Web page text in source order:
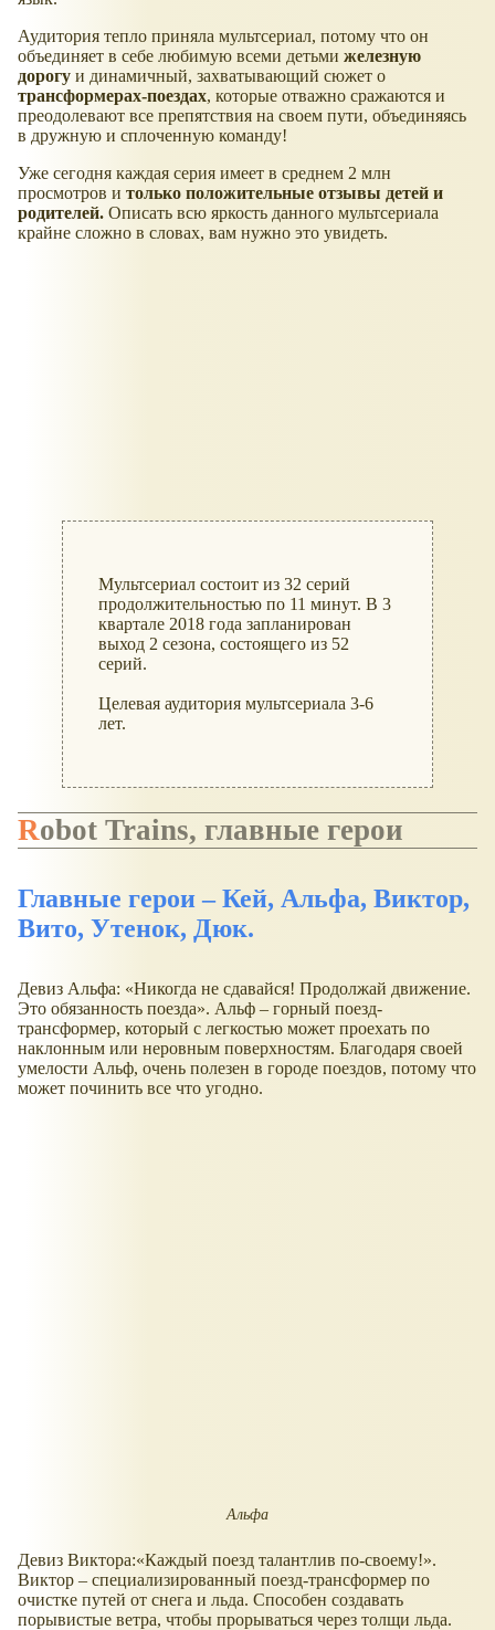
Аудитория тепло приняла мультсериал, потому что он
объединяет в себе любимую всеми детьми железную
дорогу и динамичный, захватывающий сюжет о
трансформерах-поездах, которые отважно сражаются и
преодолевают все препятствия на своем пути, объединяясь
в дружную и сплоченную команду!
Уже сегодня каждая серия имеет в среднем 2 млн
просмотров и только положительные отзывы детей и
родителей. Описать всю яркость данного мультсериала
крайне сложно в словах, вам нужно это увидеть.
Мультсериал состоит из 32 серий
продолжительностью по 11 минут. В 3
квартале 2018 года запланирован
выход 2 сезона, состоящего из 52
серий.
Целевая аудитория мультсериала 3-6
лет.
Robot Trains, главные герои
Главные герои – Кей, Альфа, Виктор,
Вито, Утенок, Дюк.
Девиз Альфа: «Никогда не сдавайся! Продолжай движение.
Это обязанность поезда». Альф – горный поезд-
трансформер, который с легкостью может проехать по
наклонным или неровным поверхностям. Благодаря своей
умелости Альф, очень полезен в городе поездов, потому что
может починить все что угодно.
Альфа
Девиз Виктора:«Каждый поезд талантлив по-своему!».
Виктор – специализированный поезд-трансформер по
очистке путей от снега и льда. Способен создавать
порывистые ветра, чтобы прорываться через толщи льда.